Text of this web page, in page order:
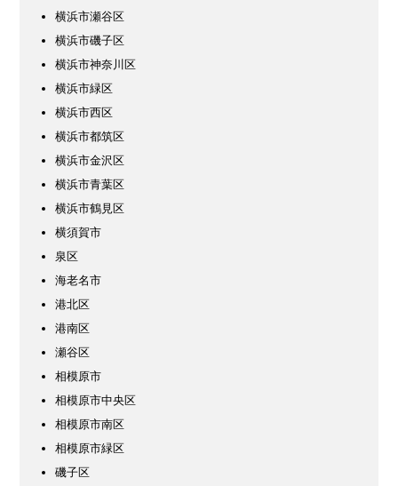
横浜市瀬谷区
横浜市磯子区
横浜市神奈川区
横浜市緑区
横浜市西区
横浜市都筑区
横浜市金沢区
横浜市青葉区
横浜市鶴見区
横須賀市
泉区
海老名市
港北区
港南区
瀬谷区
相模原市
相模原市中央区
相模原市南区
相模原市緑区
磯子区